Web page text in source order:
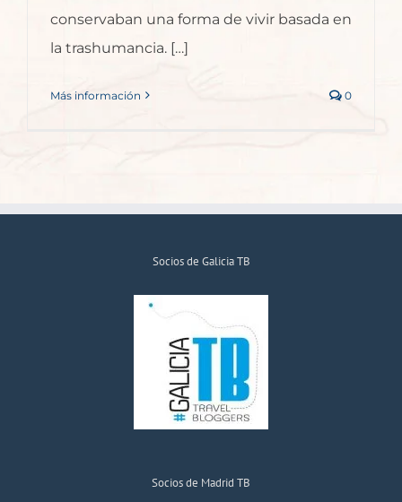
conservaban una forma de vivir basada en
la trashumancia. […]
Más información 0
Socios de Galicia TB
Socios de Madrid TB